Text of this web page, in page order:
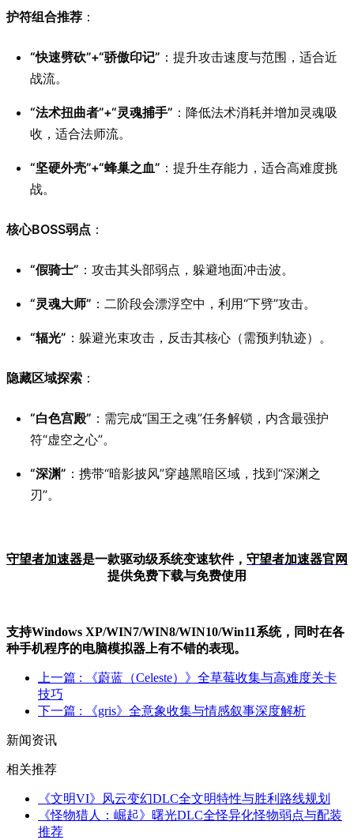
护符组合推荐 ：
“快速劈砍”+“骄傲印记” ：提升攻击速度与范围，适合近
战流。
“法术扭曲者”+“灵魂捕手” ：降低法术消耗并增加灵魂吸
收，适合法师流。
“坚硬外壳”+“蜂巢之血” ：提升生存能力，适合高难度挑
战。
核心BOSS弱点 ：
“假骑士” ：攻击其头部弱点，躲避地面冲击波。
“灵魂大师” ：二阶段会漂浮空中，利用“下劈”攻击。
“辐光” ：躲避光束攻击，反击其核心（需预判轨迹）。
隐藏区域探索 ：
“白色宫殿” ：需完成“国王之魂”任务解锁，内含最强护
符“虚空之心”。
“深渊” ：携带“暗影披风”穿越黑暗区域，找到“深渊之
刃”。
守望者加速器是一款驱动级系统变速软件， 守望者加速器官网
提供免费下载与免费使用
支持Windows XP/WIN7/WIN8/WIN10/Win11系统，同时在各
种手机程序的电脑模拟器上有不错的表现。
上一篇 : 《蔚蓝（Celeste）》全草莓收集与高难度关卡
技巧
下一篇 : 《gris》全意象收集与情感叙事深度解析
新闻资讯
相关推荐
《文明VI》风云变幻DLC全文明特性与胜利路线规划
《怪物猎人：崛起》曙光DLC全怪异化怪物弱点与配装
推荐